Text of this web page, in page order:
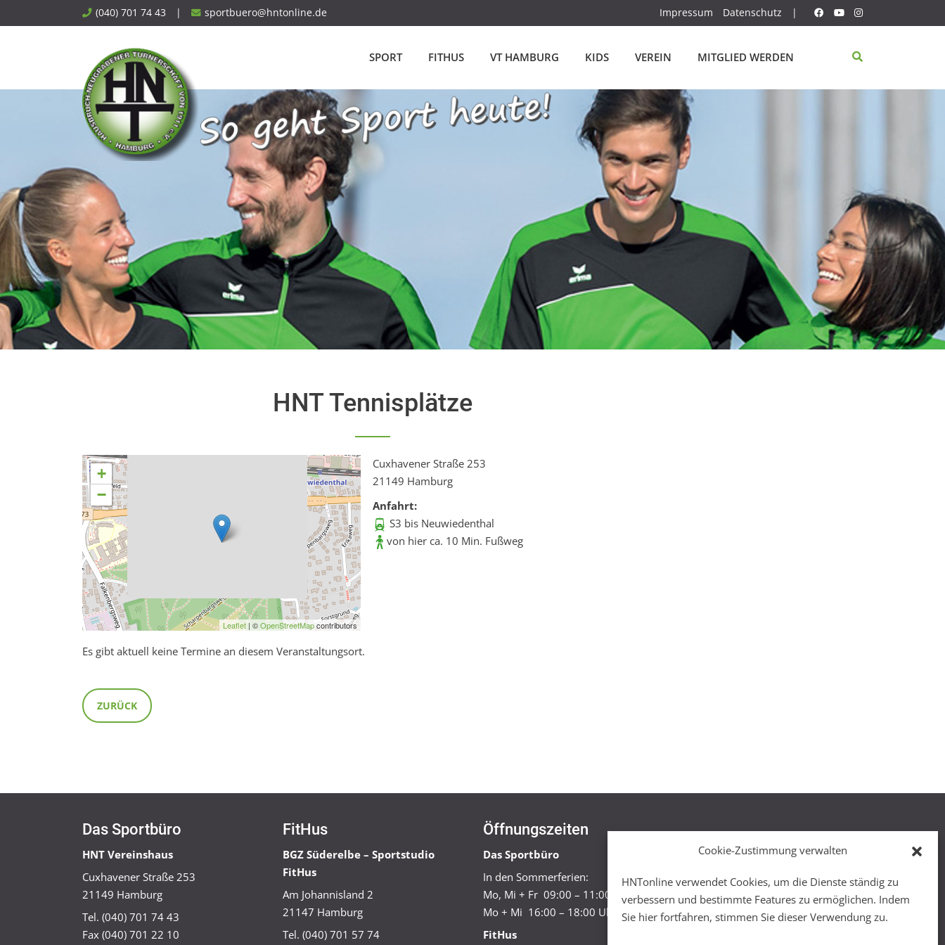
Cookie-Zustimmung verwalten
HNTonline verwendet Cookies, um die Dienste ständig zu
verbessern und bestimmte Features zu ermöglichen. Indem
Sie hier fortfahren, stimmen Sie dieser Verwendung zu.
to
(040) 701 74 43 | sportbuero@hntonline.de Impressum Datenschutz |
SPORT FITHUS VT HAMBURG KIDS VEREIN MITGLIED WERDEN
HNT Tennisplätze
+
−
Leaflet | ©OpenStreetMapcontributors
Cuxhavener Straße 253
21149 Hamburg
Anfahrt:
S3 bis Neuwiedenthal
von hier ca. 10 Min. Fußweg
Es gibt aktuell keine Termine an diesem Veranstaltungsort.
ZURÜCK
Das Sportbüro
HNT Vereinshaus
Cuxhavener Straße 253
21149 Hamburg
Tel. (040) 701 74 43
Fax (040) 701 22 10
FitHus
BGZ Süderelbe – Sportstudio
FitHus
Am Johannisland 2
21147 Hamburg
Tel. (040) 701 57 74
Öffnungszeiten
Das Sportbüro
In den Sommerferien:
Mo, Mi + Fr 09:00 – 11:00 Uhr
Mo + Mi 16:00 – 18:00 Uhr
FitHus